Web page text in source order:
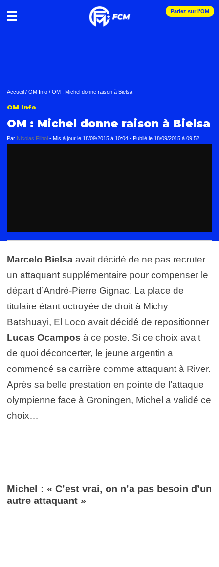
Pariez sur l'OM
Accueil / OM Info / OM : Michel donne raison à Bielsa
OM Info
OM : Michel donne raison à Bielsa
Par Nicolas Filhol - Mis à jour le 18/09/2015 à 10:04 - Publié le 18/09/2015 à 09:52
Marcelo Bielsa avait décidé de ne pas recruter
un attaquant supplémentaire pour compenser le
départ d’André-Pierre Gignac. La place de
titulaire étant octroyée de droit à Michy
Batshuayi, El Loco avait décidé de repositionner
Lucas Ocampos à ce poste. Si ce choix avait
de quoi déconcerter, le jeune argentin a
commencé sa carrière comme attaquant à River.
Après sa belle prestation en pointe de l’attaque
olympienne face à Groningen, Michel a validé ce
choix…
Michel : « C’est vrai, on n’a pas besoin d’un
autre attaquant »